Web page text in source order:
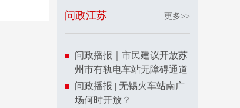
问政江苏 更多>>
问政播报｜市民建议开放苏
州市有轨电车站无障碍通道
问政播报 | 无锡火车站南广
场何时开放？